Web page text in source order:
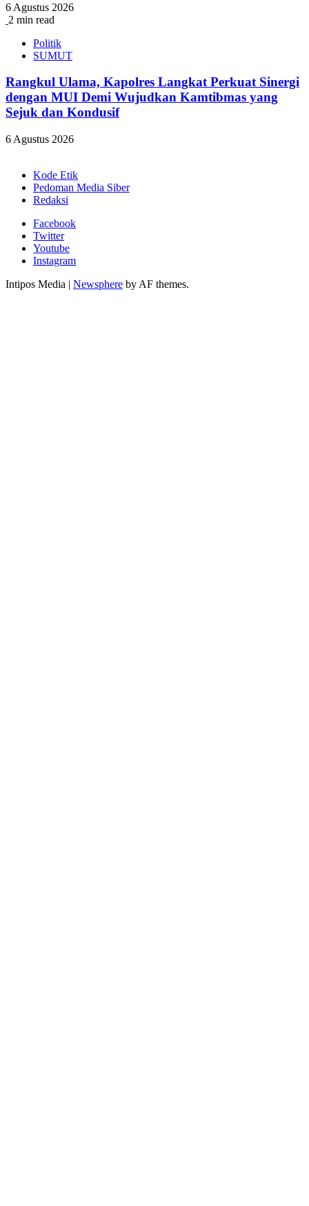
6 Agustus 2026
2 min read
Politik
SUMUT
Rangkul Ulama, Kapolres Langkat Perkuat Sinergi
dengan MUI Demi Wujudkan Kamtibmas yang
Sejuk dan Kondusif
6 Agustus 2026
Kode Etik
Pedoman Media Siber
Redaksi
Facebook
Twitter
Youtube
Instagram
Intipos Media | Newsphere by AF themes.